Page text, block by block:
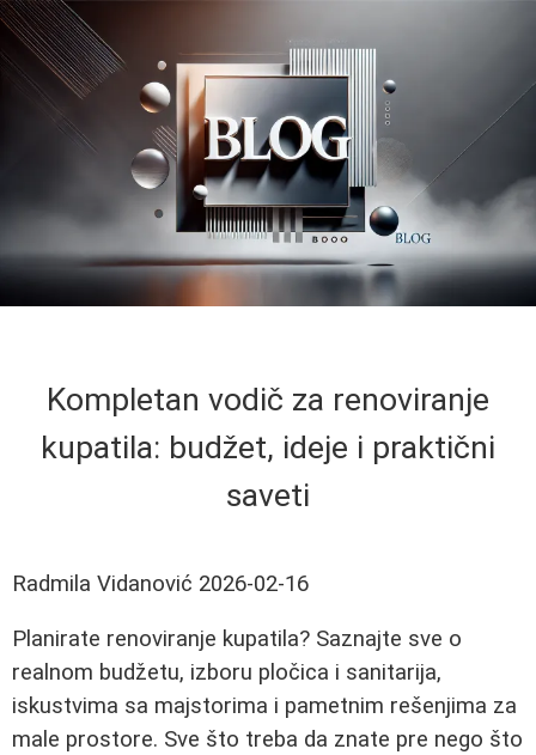
Kompletan vodič za renoviranje
kupatila: budžet, ideje i praktični
saveti
Radmila Vidanović 2026-02-16
Planirate renoviranje kupatila? Saznajte sve o
realnom budžetu, izboru pločica i sanitarija,
iskustvima sa majstorima i pametnim rešenjima za
male prostore. Sve što treba da znate pre nego što